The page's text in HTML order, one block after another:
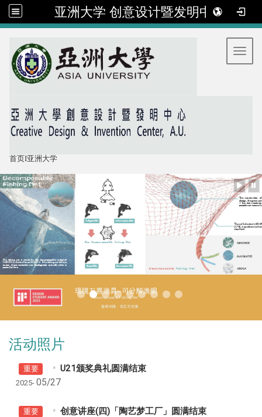
亚洲大学 创意设计暨发明中心
首页I亚洲大学
活动照片
重要 U21颁奖典礼圆满结束
2025- 05/27
重要 创意讲座(四)「陶艺梦工厂」圆满结束